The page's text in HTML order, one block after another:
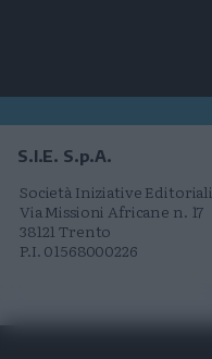
S.I.E. S.p.A.
Società Iniziative Editoriali
Via Missioni Africane n. 17
38121 Trento
P.I. 01568000226